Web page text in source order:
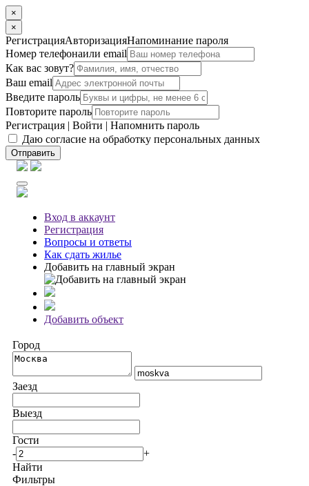
×
×
РегистрацияАвторизацияНапоминание пароля
Номер телефонаили email
Как вас зовут?
Ваш email
Введите пароль
Повторите пароль
Регистрация | Войти | Напомнить пароль
Даю согласие на обработку персональных данных
Отправить
Вход в аккаунт
Регистрация
Вопросы и ответы
Как сдать жилье
Добавить на главный экран
Добавить объект
Город
Заезд
Выезд
Гости
-
+
Найти
Фильтры